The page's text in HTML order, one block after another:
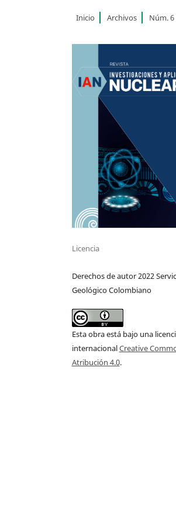
Inicio Archivos Núm. 6
Licencia
Derechos de autor 2022
Geológico Colombiano
Esta obra está bajo una
internacionalCreative
Atribución 4.0.